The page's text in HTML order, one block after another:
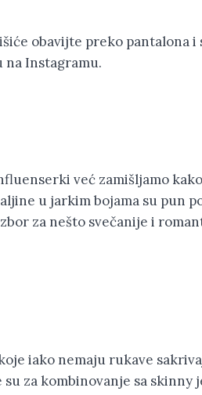
obavijte preko pantalona i
Instagramu.
već zamišljamo
u jarkim bojama su pun
za nešto svečanije i
iako nemaju rukave
za kombinovanje sa skinny